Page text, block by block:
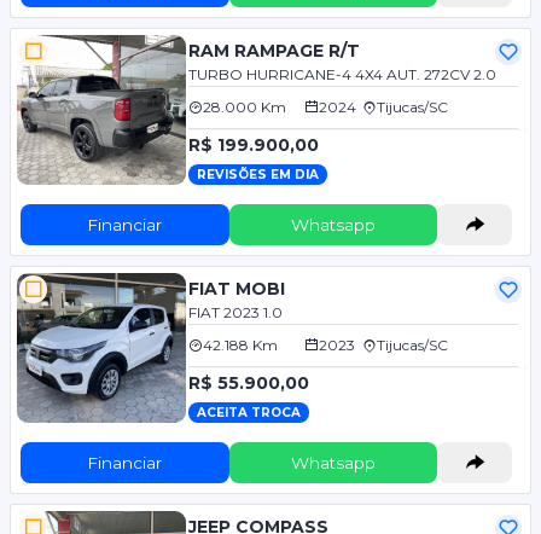
RAM RAMPAGE R/T
TURBO HURRICANE-4 4X4 AUT. 272CV 2.0
28.000 Km
2024 Tijucas/SC
R$ 199.900,00
REVISÕES EM DIA
Financiar Whatsapp
FIAT MOBI
FIAT 2023 1.0
42.188 Km
2023 Tijucas/SC
R$ 55.900,00
ACEITA TROCA
Financiar Whatsapp
JEEP COMPASS